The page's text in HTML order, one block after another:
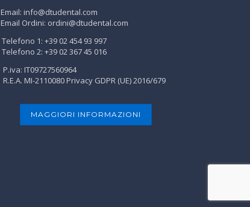
Email: info@dtudental.com
Email Ordini: ordini@dtudental.com
Telefono 1: +39 02 454 93 997
Telefono 2: +39 02 367 45 016
P.iva: IT09727560964
R.E.A. MI-2110080Privacy GDPR (UE) 2016/679
MAGGIORI INFORMAZIONI